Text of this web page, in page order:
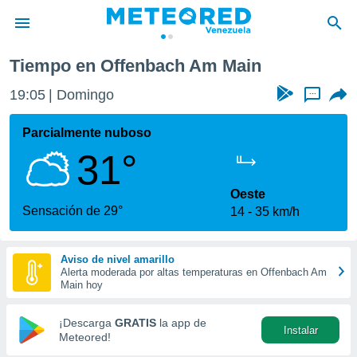
de
ha
que se
calidad.
a este
las
y
forma
digital
basada
Tiempo en Offenbach Am Main
19:05 Domingo ...
Parcialmente nuboso
31°
Sensación de 29°
Oeste
14
35 km/h
Aviso de nivel amarillo
Alerta moderada por altas temperaturas en Offenbach Am
Main hoy
¡Descarga GRATIS la app de
Meteored!
Instalar